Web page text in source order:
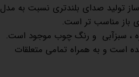
تولید صدای بلندتری نسبت به مدل
باز مناسب تر است.
، سبزآبی و رنگ چوب موجود است.
است و به همراه تمامی متعلقات